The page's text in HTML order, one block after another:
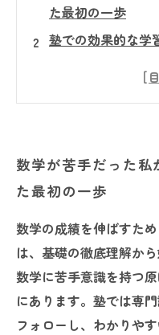
た最初の一歩
塾での効果的な
は？
数学の自信を手に
の秘訣
数学が苦手でも大
す方法
今すぐ実践したい
クニック集
数学が苦手だった私
た最初の一歩
数学の成績を伸ばすた
は、基礎の徹底理解か
数学に苦手意識を持つ
にあります。塾では専
フォローし、わかりや